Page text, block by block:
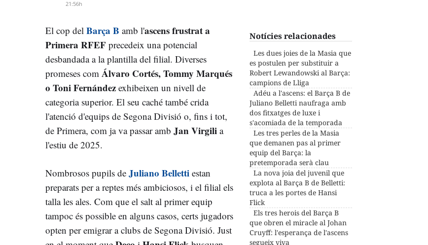
21:56h
Notícies relacionades
Les dues joies de la Masia que
es postulen per substituir a
Robert Lewandowski al Barça:
campions de Lliga
Adéu a l'ascens: el Barça B de
Juliano Belletti naufraga amb
dos fitxatges de luxe i
s'acomiada de la temporada
Les tres perles de la Masia
que demanen pas al primer
equip del Barça: la
pretemporada serà clau
La nova joia del juvenil que
explota al Barça B de Belletti:
truca a les portes de Hansi
Flick
Els tres herois del Barça B
que obren el miracle al Johan
Cruyff: l'esperança de l'ascens
segueix viva
El cop del Barça B amb l'ascens frustrat a
Primera RFEF precedeix una potencial
desbandada a la plantilla del filial. Diverses
promeses com Álvaro Cortés, Tommy Marqués
o Toni Fernández exhibeixen un nivell de
categoria superior. El seu caché també crida
l'atenció d'equips de Segona Divisió o, fins i tot,
de Primera, com ja va passar amb Jan Virgili a
l'estiu de 2025.
Nombrosos pupils de Juliano Belletti estan
preparats per a reptes més ambiciosos, i el filial els
talla les ales. Com que el salt al primer equip
tampoc és possible en alguns casos, certs jugadors
opten per emigrar a clubs de Segona Divisió. Just